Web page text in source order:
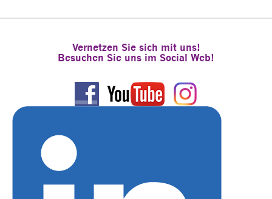
Vernetzen Sie sich mit uns!
Besuchen Sie uns im Social Web!